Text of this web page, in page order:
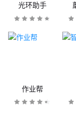
光环助手
作业帮